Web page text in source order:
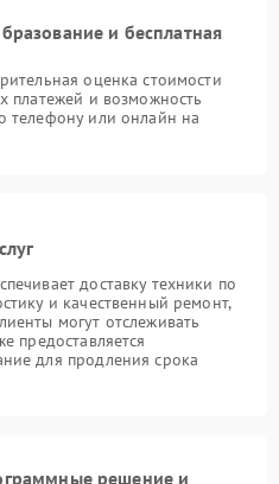
и бесплатная
оценка стоимости
платежей и возможность
телефону или онлайн на
доставку техники по
и качественный ремонт,
могут отслеживать
предоставляется
для продления срока
решение и